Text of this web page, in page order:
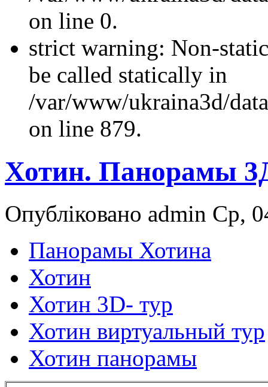
on line 0.
strict warning: Non-
be called statically in
/var/www/ukraina3d/
on line 879.
Хотин. Панорамы
Опубліковано admin Ср,
Панорамы Хотина
Хотин
Хотин 3D- тур
Хотин виртуальный тур
Хотин панорамы